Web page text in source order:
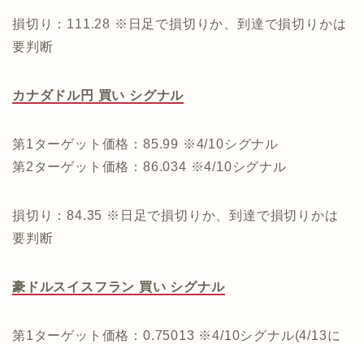
損切り：111.28 ※日足で損切りか、到達で損切りかは
要判断
カナダドル円 買い シグナル
第1ターゲット価格：85.99 ※4/10シグナル
第2ターゲット価格：86.034 ※4/10シグナル
損切り：84.35 ※日足で損切りか、到達で損切りかは
要判断
豪ドルスイスフラン 買い シグナル
第1ターゲット価格：0.75013 ※4/10シグナル(4/13に